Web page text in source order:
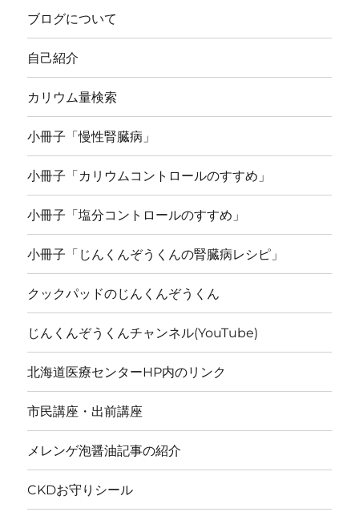
ブログについて
自己紹介
カリウム量検索
小冊子「慢性腎臓病」
小冊子「カリウムコントロールのすすめ」
小冊子「塩分コントロールのすすめ」
小冊子「じんくんぞうくんの腎臓病レシピ」
クックパッドのじんくんぞうくん
じんくんぞうくんチャンネル(YouTube)
北海道医療センターHP内のリンク
市民講座・出前講座
メレンゲ泡醤油記事の紹介
CKDお守りシール